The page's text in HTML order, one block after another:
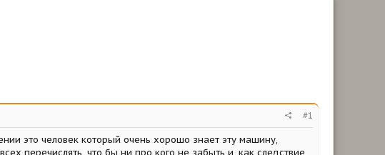
#1
это человек который очень хорошо знает эту машину,
перечислять, что бы ни про кого не забыть и, как следствие,